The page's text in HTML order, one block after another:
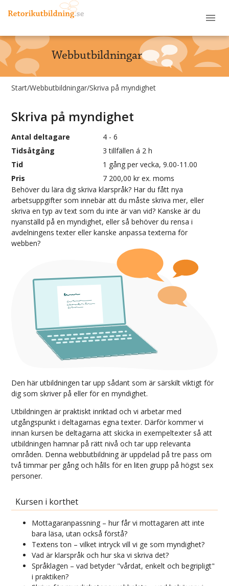
Webbutbildningar
Start/Webbutbildningar/Skriva på myndighet
Skriva på myndighet
Antal deltagare
4 - 6
Tidsåtgång
3 tillfällen á 2 h
Tid
1 gång per vecka, 9.00-11.00
Pris
7 200,00 kr ex. moms
Behöver du lära dig skriva klarspråk? Har du fått nya
arbetsuppgifter som innebär att du måste skriva mer, eller
skriva en typ av text som du inte är van vid? Kanske är du
nyanställd på en myndighet, eller så behöver du rensa i
avdelningens texter eller kanske anpassa texterna för
webben?
Den här utbildningen tar upp sådant som är särskilt viktigt för
dig som skriver på eller för en myndighet.
Utbildningen är praktiskt inriktad och vi arbetar med
utgångspunkt i deltagarnas egna texter. Därför kommer vi
innan kursen be deltagarna att skicka in exempeltexter så att
utbildningen hamnar på rätt nivå och tar upp relevanta
områden. Denna webbutbildning är uppdelad på tre pass om
två timmar per gång och hålls för en liten grupp på högst sex
personer.
Kursen i korthet
Mottagaranpassning – hur får vi mottagaren att inte
bara läsa, utan också förstå?
Textens ton – vilket intryck vill vi ge som myndighet?
Vad är klarspråk och hur ska vi skriva det?
Språklagen – vad betyder "vårdat, enkelt och begripligt"
i praktiken?